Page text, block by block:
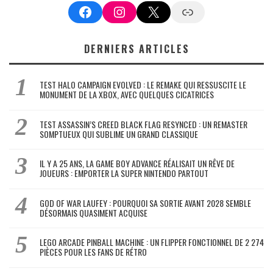
FacebookInstagram
X Google News
DERNIERS ARTICLES
TEST HALO CAMPAIGN EVOLVED : LE REMAKE QUI RESSUSCITE LE
MONUMENT DE LA XBOX, AVEC QUELQUES CICATRICES
TEST ASSASSIN’S CREED BLACK FLAG RESYNCED : UN REMASTER
SOMPTUEUX QUI SUBLIME UN GRAND CLASSIQUE
IL Y A 25 ANS, LA GAME BOY ADVANCE RÉALISAIT UN RÊVE DE
JOUEURS : EMPORTER LA SUPER NINTENDO PARTOUT
GOD OF WAR LAUFEY : POURQUOI SA SORTIE AVANT 2028 SEMBLE
DÉSORMAIS QUASIMENT ACQUISE
LEGO ARCADE PINBALL MACHINE : UN FLIPPER FONCTIONNEL DE 2 274
PIÈCES POUR LES FANS DE RÉTRO